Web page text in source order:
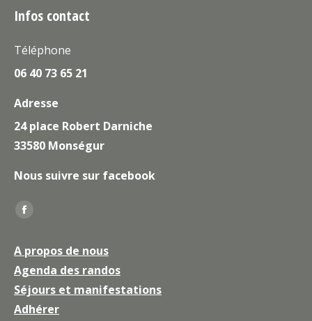
Infos contact
Téléphone
06 40 73 65 21
Adresse
24 place Robert Darniche
33580 Monségur
Nous suivre sur facebook
Trouvez nous sur :
La
Facebook
s'ouvre
dans
une
A propos de nous
Agenda des randos
Séjours et manifestations
Adhérer